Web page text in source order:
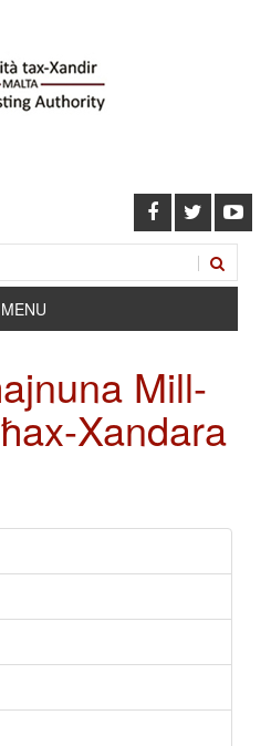
MENU
Mill-
Xandara